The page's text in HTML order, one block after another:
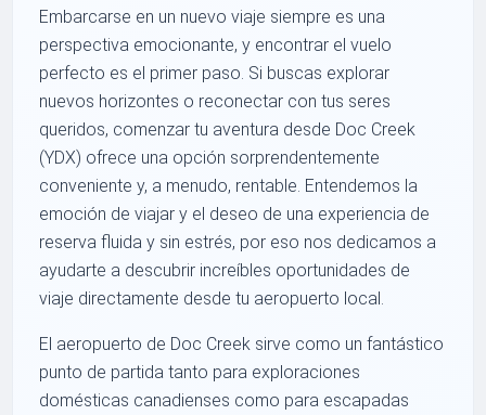
Embarcarse en un nuevo viaje siempre es una
perspectiva emocionante, y encontrar el vuelo
perfecto es el primer paso. Si buscas explorar
nuevos horizontes o reconectar con tus seres
queridos, comenzar tu aventura desde Doc Creek
(YDX) ofrece una opción sorprendentemente
conveniente y, a menudo, rentable. Entendemos la
emoción de viajar y el deseo de una experiencia de
reserva fluida y sin estrés, por eso nos dedicamos a
ayudarte a descubrir increíbles oportunidades de
viaje directamente desde tu aeropuerto local.
El aeropuerto de Doc Creek sirve como un fantástico
punto de partida tanto para exploraciones
domésticas canadienses como para escapadas